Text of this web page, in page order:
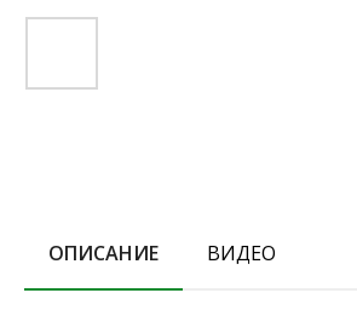
ОПИСАНИЕ ВИДЕО